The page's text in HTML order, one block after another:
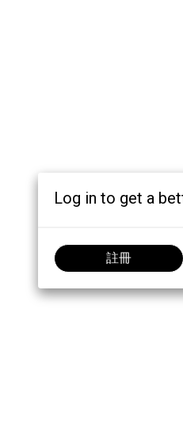
Log in to get a
註冊